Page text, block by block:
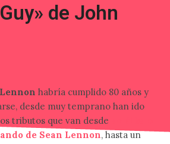
de John
habría cumplido 80 años y
desde muy temprano han ido
tributos que van desde
de Sean Lennon, hasta un